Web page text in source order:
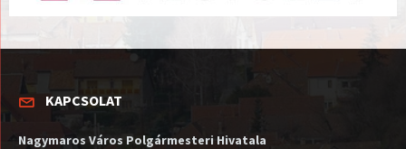
KAPCSOLAT
Nagymaros Város Polgármesteri Hivatala